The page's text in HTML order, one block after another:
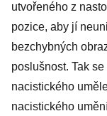
utvořeného z
pozice, aby jí
bezchybných
poslušnost. Tak
nacistického
nacistického